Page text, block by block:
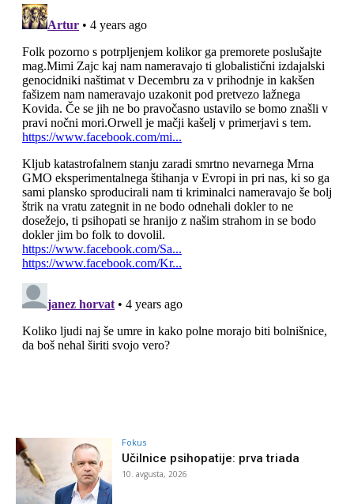
Fokus
Učilnice psihopatije: prva triada
10. avgusta, 2026